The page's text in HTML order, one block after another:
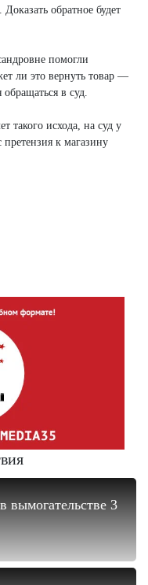
обратное будет
помогли
ли это вернуть товар —
в суд.
такого исхода, на суд у
к магазину
вымогательстве 3